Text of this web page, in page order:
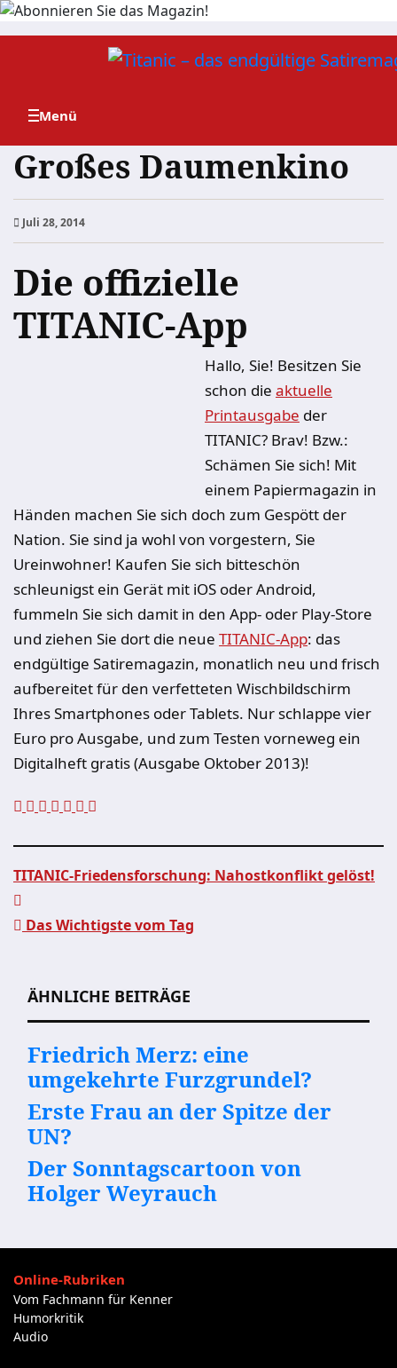
Zum
Großes Daumenkino
Juli 28, 2014
Die offizielle
TITANIC-App
Hallo, Sie! Besitzen Sie
schon die aktuelle
Printausgabe der
TITANIC? Brav! Bzw.:
Schämen Sie sich! Mit
einem Papiermagazin in
Händen machen Sie sich doch zum Gespött der
Nation. Sie sind ja wohl von vorgestern, Sie
Ureinwohner! Kaufen Sie sich bitteschön
schleunigst ein Gerät mit iOS oder Android,
fummeln Sie sich damit in den App- oder Play-Store
und ziehen Sie dort die neue TITANIC-App: das
endgültige Satiremagazin, monatlich neu und frisch
aufbereitet für den verfetteten Wischbildschirm
Ihres Smartphones oder Tablets. Nur schlappe vier
Euro pro Ausgabe, und zum Testen vorneweg ein
Digitalheft gratis (Ausgabe Oktober 2013)!
Beitragsnavigation
TITANIC-Friedensforschung: Nahostkonflikt gelöst!
Das Wichtigste vom Tag
ÄHNLICHE BEITRÄGE
Friedrich Merz: eine
umgekehrte Furzgrundel?
Erste Frau an der Spitze der
UN?
Der Sonntagscartoon von
Holger Weyrauch
Online-Rubriken
Vom Fachmann für Kenner
Humorkritik
Audio